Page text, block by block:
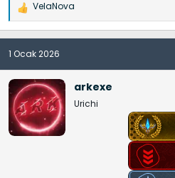
İ
a
d
e
e
r
:
VelaNova
1 Ocak 2026
arkexe
Urichi